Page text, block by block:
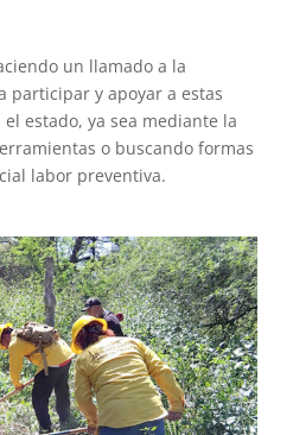
un llamado a la
participar y apoyar a estas
estado, ya sea mediante la
o buscando formas
labor preventiva.